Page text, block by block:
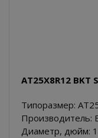
AT25X8R12 BKT
Типоразмер:
Производитель:
Диаметр, дюйм: